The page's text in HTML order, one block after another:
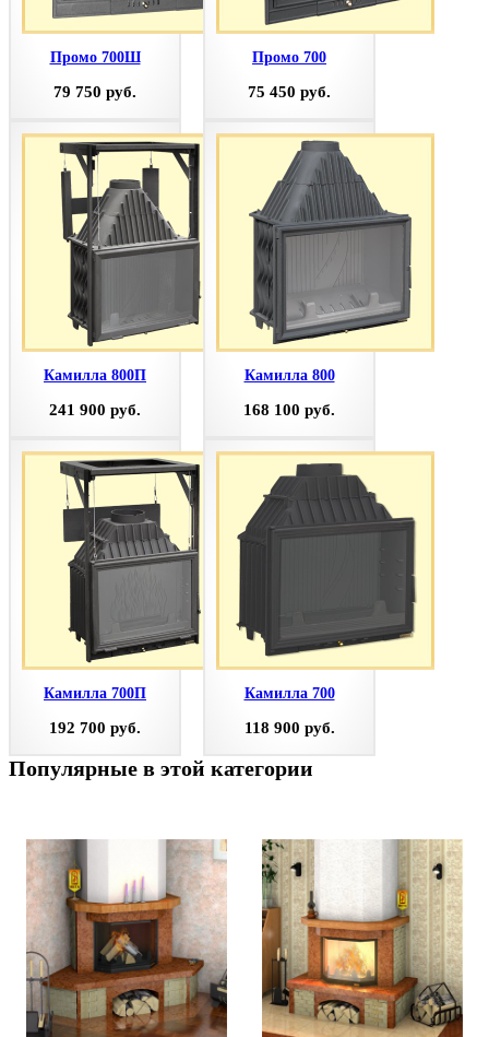
Промо 700Ш
79 750 руб.
Промо 700
75 450 руб.
Камилла 800П
241 900 руб.
Камилла 800
168 100 руб.
Камилла 700П
192 700 руб.
Камилла 700
118 900 руб.
Популярные в этой категории